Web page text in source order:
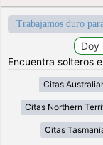
Trabajamos duro
Encuentra solteros
Citas
Citas Northern
Citas